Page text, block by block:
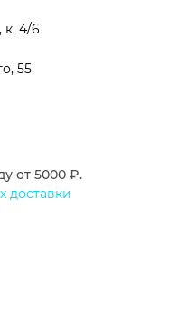
к. 4/6
55
от 5000 ₽.
доставки